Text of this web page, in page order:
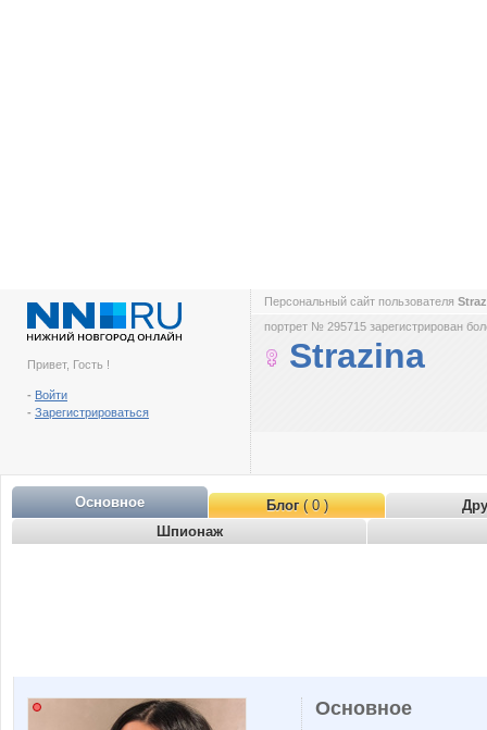
Привет, Гость !
- Войти
- Зарегистрироваться
Персональный сайт пользователя
портрет № 295715 зарегистрирован
Strazina
Основное Блог( 0 )
Шпионаж
Основное